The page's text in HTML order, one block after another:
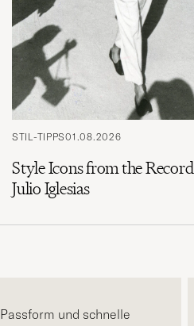
STIL-TIPPS01.08.2026
Style Icons from the
Julio Iglesias
und schnelle